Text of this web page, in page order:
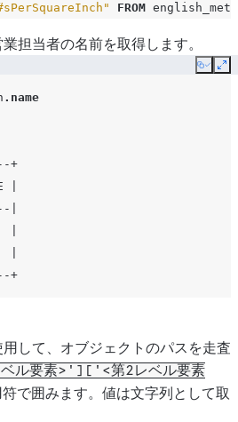
FROM
担当者の名前を取得します。
Copy
. name
+
|
|
|
|
+
して、オブジェクトのパスを走査
ル要素>']['<第2レベル要素
で囲みます。値は文字列として取